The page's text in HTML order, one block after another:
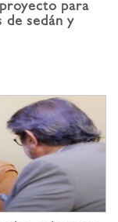
para
sedán y